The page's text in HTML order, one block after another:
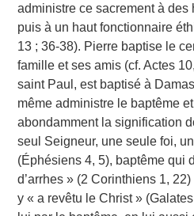
administre ce sacrement à des
puis à un haut fonctionnaire
13 ; 36-38). Pierre baptise le
famille et ses amis (cf. Actes
saint Paul, est baptisé à
même administre le baptême
abondamment la signification
seul Seigneur, une seule foi,
(Éphésiens 4, 5), baptême qui
d’arrhes » (2 Corinthiens 1,
y « a revêtu le Christ »